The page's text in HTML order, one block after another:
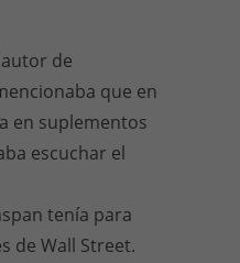
de
que en
en suplementos
escuchar el
tenía para
de Wall Street.